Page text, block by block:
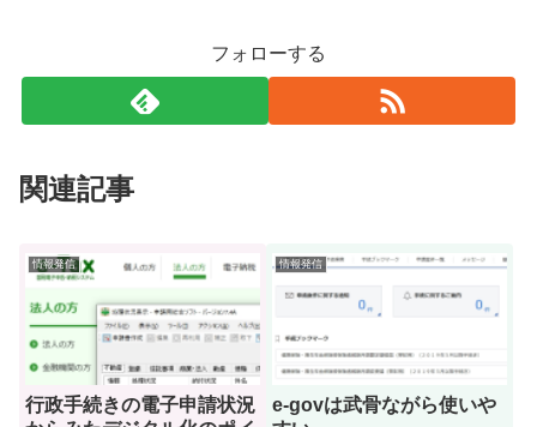
フォローする
関連記事
情報発信
行政手続きの電子申請状況
情報発信
e-govは武骨ながら使いや